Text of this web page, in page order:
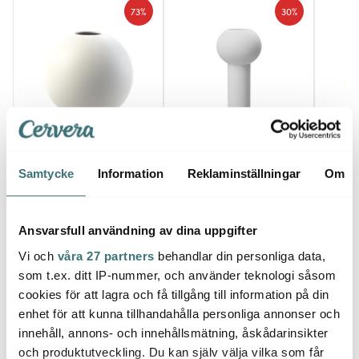
Samtycke Information Reklaminställningar Om
Ansvarsfull användning av dina uppgifter
Vi och våra 27 partners behandlar din personliga data,
som t.ex. ditt IP-nummer, och använder teknologi såsom
cookies för att lagra och få tillgång till information på din
enhet för att kunna tillhandahålla personliga annonser och
innehåll, annons- och innehållsmätning, åskådarinsikter
och produktutveckling. Du kan själv välja vilka som får
Ball Vas 20 cm Vit
73%
I lager
Pillar Vas 24 cm Vit
30%
I lager
Ball
Låt dig inspireras av våra kunder